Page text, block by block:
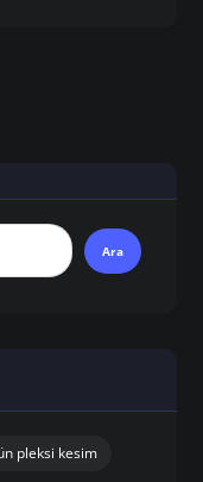
pleksi kesim